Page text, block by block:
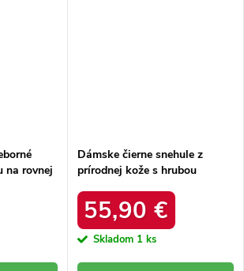
na rovnej
Dámske čierne snehule z
prírodnej kože s hrubou
produktu OO274A206
55,90 €
Skladom 1 ks